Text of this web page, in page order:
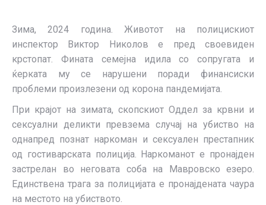
Зима, 2024 година. Животот на полицискиот
инспектор Виктор Николов е пред своевиден
крстопат. Фината семејна идила со сопругата и
ќерката му се нарушени поради финансиски
проблеми произлезени од корона пандемијата.
При крајот на зимата, скопскиот Оддел за крвни и
сексуални деликти превзема случај на убиство на
однапред познат наркоман и сексуален престапник
од гостиварската полиција. Наркоманот е пронајден
застрелан во неговата соба на Мавровско езеро.
Единствена трага за полицијата е пронајдената чаура
на местото на убиството.